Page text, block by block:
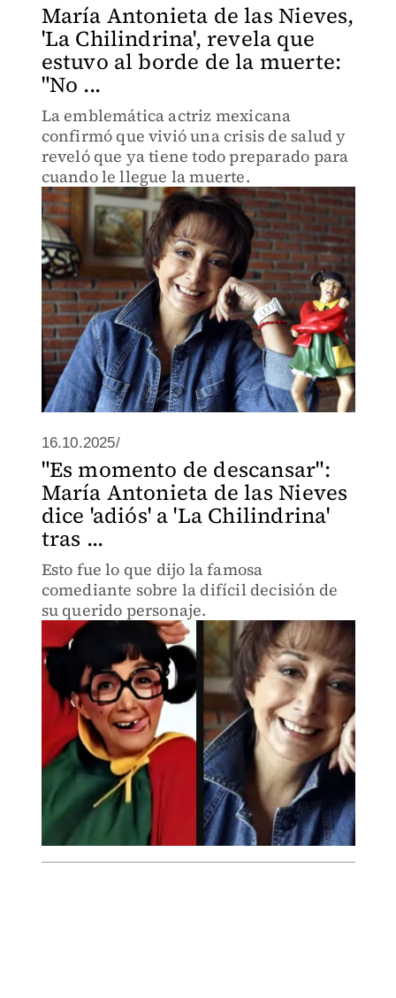
María Antonieta de las Nieves,
'La Chilindrina', revela que
estuvo al borde de la muerte:
"No ...
La emblemática actriz mexicana
confirmó que vivió una crisis de salud y
reveló que ya tiene todo preparado para
cuando le llegue la muerte.
16.10.2025/
"Es momento de descansar":
María Antonieta de las Nieves
dice 'adiós' a 'La Chilindrina'
tras ...
Esto fue lo que dijo la famosa
comediante sobre la difícil decisión de
su querido personaje.